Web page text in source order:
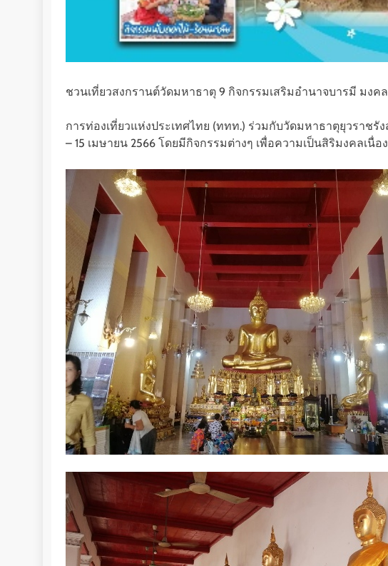
ชวนเที่ยวสงกรานต์วัดมหาธาตุ 9 กิจกรรมเสริมอำนาจบารมี มงค
การท่องเที่ยวแห่งประเทศไทย (ททท.) ร่วมกับวัดมหาธาตุยุวราช
– 15 เมษายน 2566 โดยมีกิจกรรมต่างๆ เพื่อความเป็นสิริมงคลเนื่